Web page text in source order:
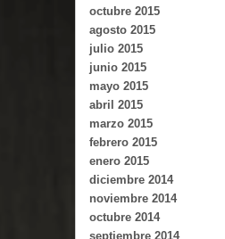
octubre 2015
agosto 2015
julio 2015
junio 2015
mayo 2015
abril 2015
marzo 2015
febrero 2015
enero 2015
diciembre 2014
noviembre 2014
octubre 2014
septiembre 2014